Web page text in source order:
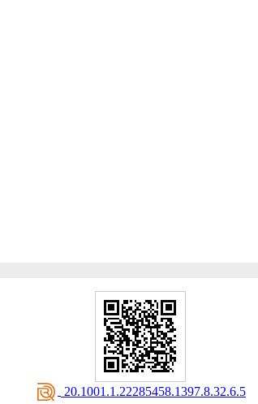
‎ 20.1001.1.22285458.1397.8.32.6.5